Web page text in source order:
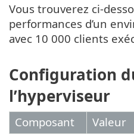
Vous trouverez ci-
performances d’un
avec 10 000 clients
Configuration
l’hyperviseur
Composant
Valeur